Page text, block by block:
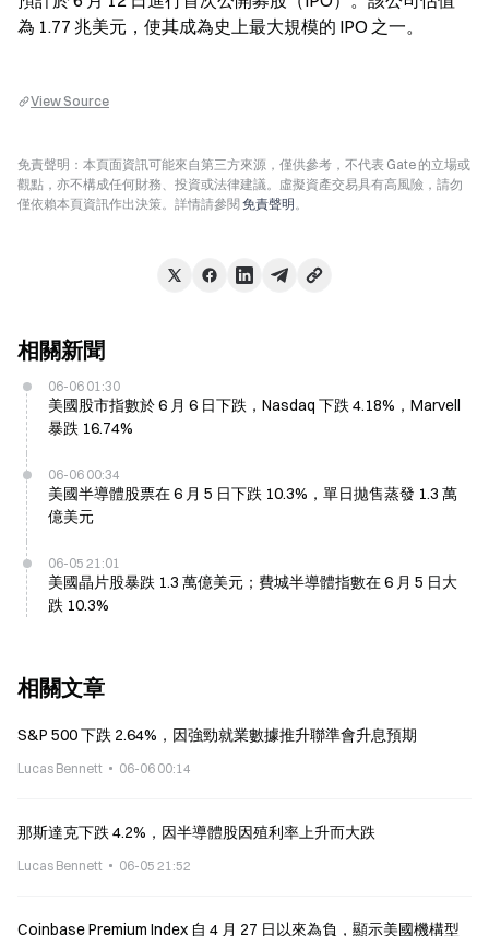
為 1.77 兆美元，使其成為史上最大規模的 IPO 之一。
View Source
免責聲明：本頁面資訊可能來自第三方來源，僅供參考，不代表 Gate 的立場或
觀點，亦不構成任何財務、投資或法律建議。虛擬資產交易具有高風險，請勿
僅依賴本頁資訊作出決策。詳情請參閱 免責聲明。
相關新聞
06-06 01:30
美國股市指數於 6 月 6 日下跌，Nasdaq 下跌 4.18%，Marvell
暴跌 16.74%
06-06 00:34
美國半導體股票在 6 月 5 日下跌 10.3%，單日拋售蒸發 1.3 萬
億美元
06-05 21:01
美國晶片股暴跌 1.3 萬億美元；費城半導體指數在 6 月 5 日大
跌 10.3%
相關文章
S&P 500 下跌 2.64%，因強勁就業數據推升聯準會升息預期
Lucas Bennett 06-06 00:14
那斯達克下跌 4.2%，因半導體股因殖利率上升而大跌
Lucas Bennett 06-05 21:52
Coinbase Premium Index 自 4 月 27 日以來為負，顯示美國機構型